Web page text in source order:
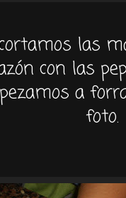
las
con las
a
foto.